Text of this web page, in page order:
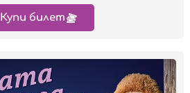
Купи билет